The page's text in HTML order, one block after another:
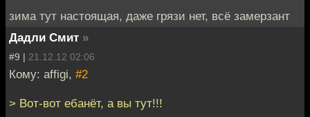
зима тут настоящая, даже грязи нет, всё замерзант
Дадли Смит »
#9 | 21.12.12 02:06
Кому: affigi, #2
> Вот-вот ебанёт, а вы тут!!!